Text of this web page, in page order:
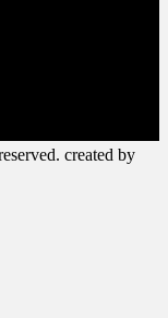
created by